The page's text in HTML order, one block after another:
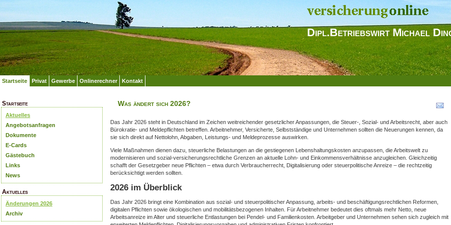
Dipl.Betriebswirt Michael
Startseite Privat Gewerbe Onlinerechner Kontakt
Startseite
Aktuelles
Angebotsanfragen
Dokumente
E-Cards
Gästebuch
Links
News
Aktuelles
Änderungen 2026
Archiv
Was ändert sich 2026?
Das Jahr 2026 steht in Deutschland im Zeichen weitreichender gesetzlicher Anpassungen, die Steuer‑, Sozial‑ und Arbeitsrecht, aber auch
Bürokratie‑ und Meldepflichten betreffen. Arbeitnehmer, Versicherte, Selbstständige und Unternehmen sollten die Neuerungen kennen, da
sie sich direkt auf Nettolohn, Abgaben, Leistungs‑ und Meldeprozesse auswirken.
Viele Maßnahmen dienen dazu, steuerliche Belastungen an die gestiegenen Lebenshaltungskosten anzupassen, die Arbeitswelt zu
modernisieren und sozial‑versicherungsrechtliche Grenzen an aktuelle Lohn‑ und Einkommensverhältnisse anzugleichen. Gleichzeitig
schafft der Gesetzgeber neue Pflichten – etwa durch Verbraucherrecht, Digitalisierung oder steuerpolitische Anreize – die rechtzeitig
berücksichtigt werden sollten.
2026 im Überblick
Das Jahr 2026 bringt eine Kombination aus sozial‑ und steuerpolitischer Anpassung, arbeits‑ und beschäftigungsrechtlichen Reformen,
digitalen Pflichten sowie ökologischen und mobilitätsbezogenen Inhalten. Für Arbeitnehmer bedeutet dies oftmals mehr Netto, neue
Arbeitsanreize im Alter und steuerliche Entlastungen bei Pendel‑ und Familienkosten. Arbeitgeber und Unternehmen sehen sich zugleich mit